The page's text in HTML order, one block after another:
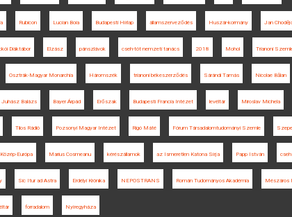
Rubicon Lucian Boia Budapesti Hírlap államszerveződés Huszár-kormány Jan
Diáktábor Elzász pánszlávok cseh-tót nemzeti tanács 2018 Mohol Trianoni
Osztrák-Magyar Monarchia Háromszék trianoni békeszerződés Sárándi Tamás Nicolae Bălan
Juhász Balázs Bayer Árpád Erőszak Budapesti Francia Intézet levéltár Miroslav Michela
Tilos Rádió Pozsonyi Magyar Intézet Rigó Máté Fórum Társadalomtudományi Szemle
Közép-Európa Marius Cosmeanu kérészállamok az Ismeretlen Katona Sírja Papp István
Sic Itur ad Astra Erdélyi Krónika NEPOSTRANS Román Tudományos Akadémia Mészáros
forradalom Nyíregyháza